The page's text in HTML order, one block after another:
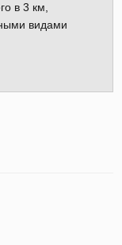
в 3 км,
видами